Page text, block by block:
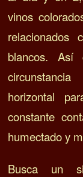
vinos
blancos. Así
horizontal
constante
humectado y
Busca un